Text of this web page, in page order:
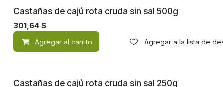
Castañas de cajú rota cruda sin sal 500g
301,64 $
Agregar al carrito Agregar a la lista de
Castañas de cajú rota cruda sin sal 250g